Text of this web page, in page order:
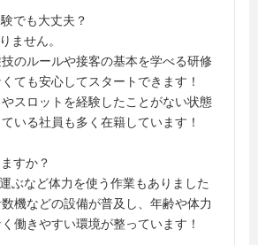
でも大丈夫？
ません。
のルールや接客の基本を学べる研修
ても安心してスタートできます！
スロットを経験したことがない状態
いる社員も多く在籍しています！
すか？
ぶなど体力を使う作業もありました
機などの設備が普及し、年齢や体力
働きやすい環境が整っています！